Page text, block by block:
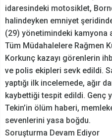
idaresindeki motosiklet,
halindeyken emniyet
(29) yönetimindeki kamyona
Tüm Müdahalelere Rağmen
Korkunç kazayı görenlerin
ve polis ekipleri sevk edildi.
yaptığı ilk incelemede, ağır
kaybettiği tespit edildi. Genç
Tekin’in ölüm haberi,
sevenlerini yasa boğdu.
Soruşturma Devam Ediyor